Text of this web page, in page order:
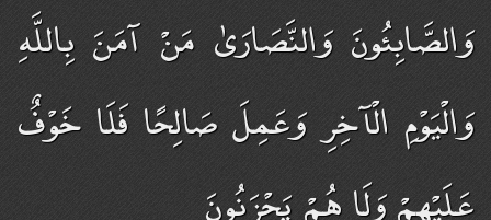
وَالصَّابِئُونَ وَالنَّصَارَىٰ مَنْ آمَنَ بِاللَّهِ
وَالْيَوْمِ الْآخِرِ وَعَمِلَ صَالِحًا فَلَا خَوْفٌ
عَلَيْهِمْ وَلَا هُمْ يَحْزَنُونَ